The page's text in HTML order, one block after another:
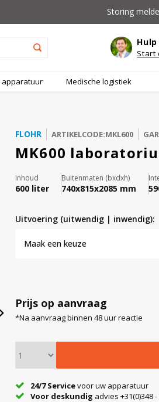
Storing
Start
apparatuur Medische logistiek
FLOHR ARTIKELCODE:MKL600
MK600
Inhoud
600 liter
Buitenmaten (bxdxh)
740x815x2085 mm
uitvoering (uitwendig | inwendig):
Maak een keuze
Prijs op aanvraag
*Na aanvraag binnen 48 uur reactie
24/7 Servicevoor uw apparatuur
Voor deskundig advies +31(0)348 -